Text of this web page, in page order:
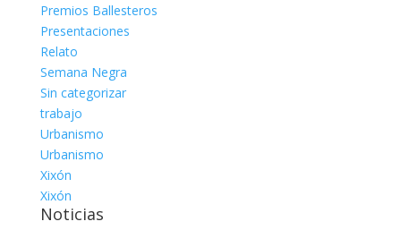
Premios Ballesteros
Presentaciones
Relato
Semana Negra
Sin categorizar
trabajo
Urbanismo
Urbanismo
Xixón
Xixón
Noticias